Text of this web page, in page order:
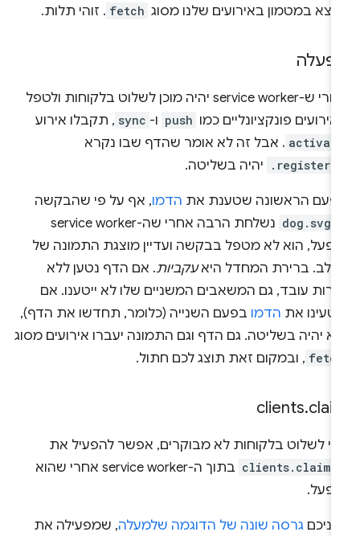
במטמון באירועים שלנו מסוג fetch . זוהי תלות.
אחרי ש-service worker יהיה מוכן לשלוט בלקוחות ולטפל
פונקציונליים כמו push ו- sync , תקבלו אירוע
. אבל זה לא אומר שהדף שבו נקרא
יהיה בשליטה.
הראשונה שטענת אתהדמו, אף על פי שהבקשה
dog.svg
נשלחת הרבה אחרי שה-service worker
הוא לא מטפל בבקשה ועדיין מוצגת התמונה של
ברירת המחדל היאעקביות. אם הדף נטען ללא
עובד, גם המשאבים המשניים שלו לא ייטענו. אם
אתהדמובפעם השנייה (כלומר, תחדשו את הדף),
יהיה בשליטה. גם הדף וגם התמונה יעברו אירועים מסוג
, ובמקום זאת תוצג לכם חתול.
clients.
לשלוט בלקוחות לא מבוקרים, אפשר להפעיל את
בתוך ה-service worker אחרי שהוא
גרסה שונה של הדוגמה שלמעלה, שמפעילה את